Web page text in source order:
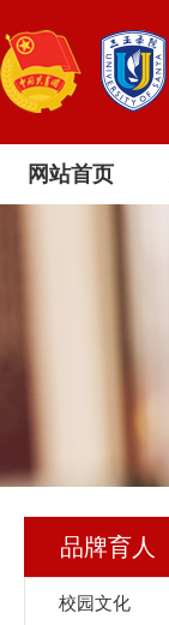
网站首页
品牌育人
校园文化